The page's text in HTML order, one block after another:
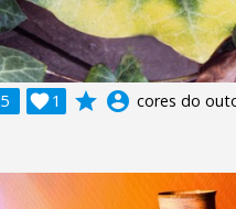
5 1
 grade account_circle cores do